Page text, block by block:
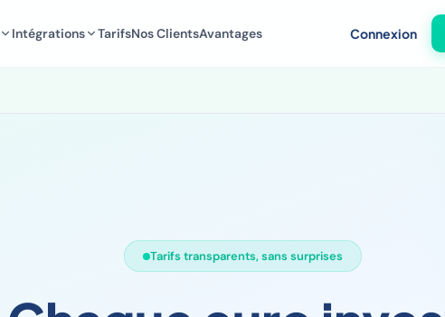
Intégrations TarifsNos ClientsAvantages Connexion
Tarifs transparents, sans surprises